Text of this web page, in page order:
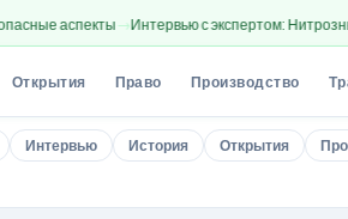
Интервью с экспертом: Нитрозный оксид в
Открытия Право Производство
Интервью История Открытия